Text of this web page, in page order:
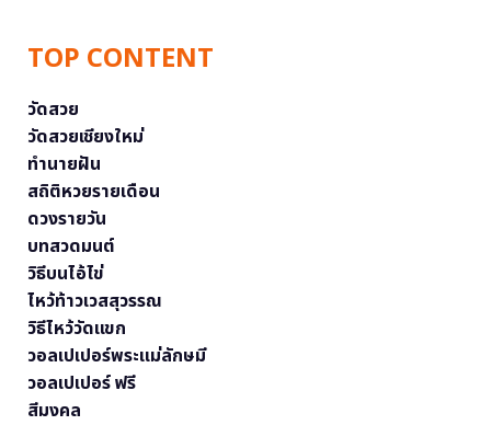
TOP CONTENT
วัดสวย
วัดสวยเชียงใหม่
ทำนายฝัน
สถิติหวยรายเดือน
ดวงรายวัน
บทสวดมนต์
วิธีบนไอ้ไข่
ไหว้ท้าวเวสสุวรรณ
วิธีไหว้วัดแขก
วอลเปเปอร์พระแม่ลักษมี
วอลเปเปอร์ ฟรี
สีมงคล